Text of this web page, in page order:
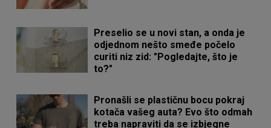
Preselio se u novi stan, a onda je
odjednom nešto smeđe počelo
curiti niz zid: "Pogledajte, što je
to?"
Pronašli se plastičnu bocu pokraj
kotača vašeg auta? Evo što odmah
treba napraviti da se izbjegne